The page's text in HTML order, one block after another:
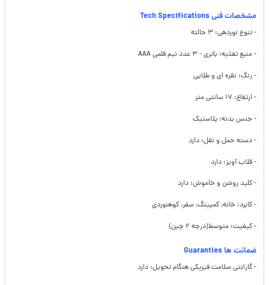
مشخصات فنی Tech Specifications
- تنوع نوردهی: ۳ حالته
- منبع تغذیه: باتری - ۳ عدد نیم قلمی AAA
- رنگ: نقره ای و طلایی
- ارتفاع: ۱۷ سانتی متر
- جنس بدنه: پلاستیک
- دسته حمل و نقل: دارد
- قلاب آویز: دارد
- کلید روشن و خاموش: دارد
- کابرد: خانه، کمپینگ، سفر، کوهنوردی
- کیفیت: متوسط(درجه ۲ چین)
ضمانت ها Guaranties
- گارانتی سلامت فیزیکی هنگام تحویل: دارد